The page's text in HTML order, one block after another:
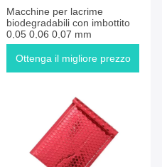
Macchine per lacrime
biodegradabili con imbottito
0,05 0,06 0,07 mm
Ottenga il migliore prezzo